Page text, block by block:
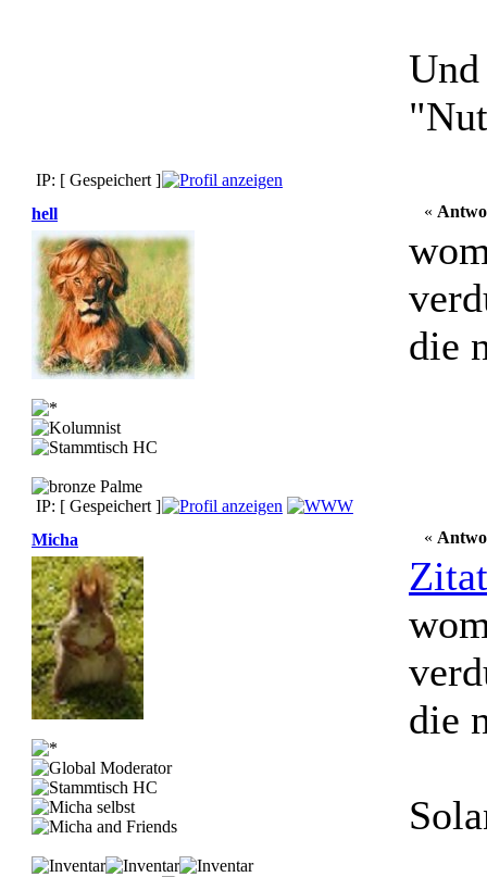
IP: [ Gespeichert ]
hell
«
die
IP: [ Gespeichert ]
Micha
«
die